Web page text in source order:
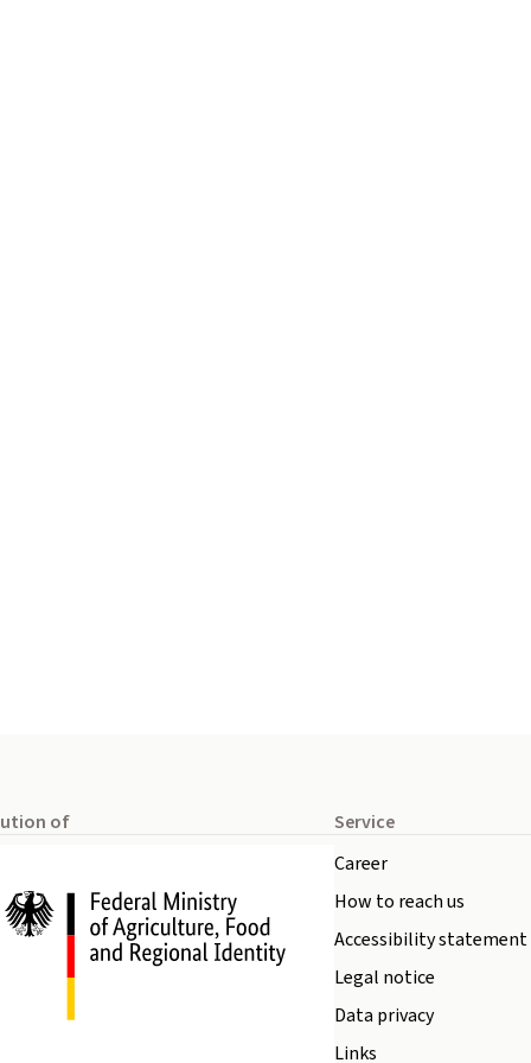
of
Service
Career
How to reach us
Accessibility statement
Legal notice
Data privacy
Links